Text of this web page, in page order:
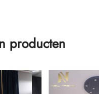
producten